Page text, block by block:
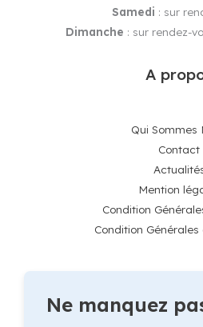
Samedi : sur
Dimanche : sur rendez-
A
Qui Sommes
Contact
Mention
Condition
Condition
Ne manquez